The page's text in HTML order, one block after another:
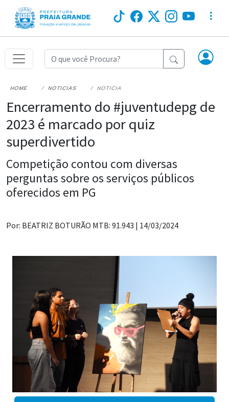
HOME NOTICIAS NOTICIA
Encerramento do #juventudepg de
2023 é marcado por quiz
superdivertido
Competição contou com diversas
perguntas sobre os serviços públicos
oferecidos em PG
Por: BEATRIZ BOTURÃO MTB: 91.943 | 14/03/2024